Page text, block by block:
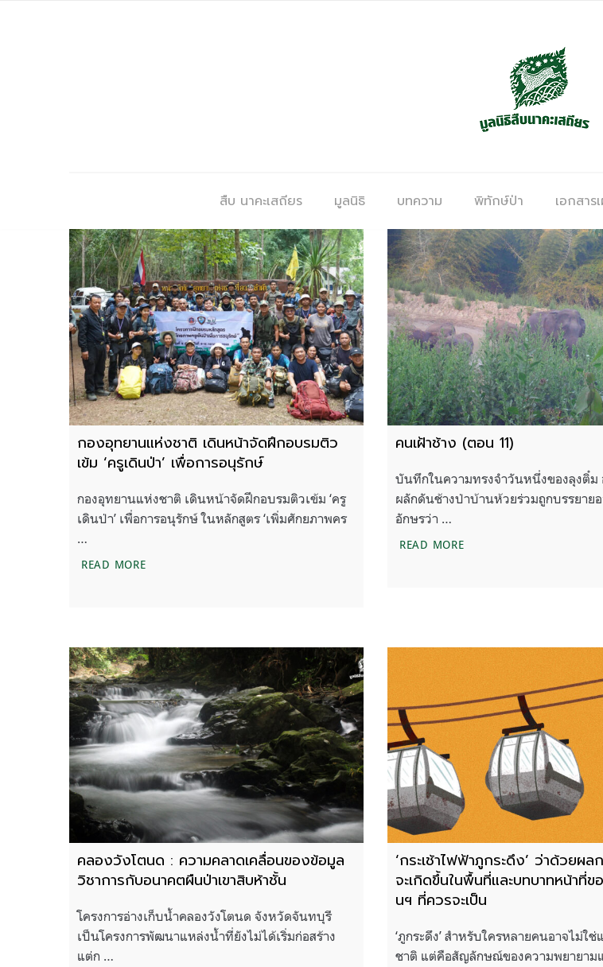
สืบ นาคะเสถียร มูลนิธิ บทความ พิทักษ์ป่า เอกสาร
กองอุทยานแห่งชาติ เดินหน้าจัดฝึกอบรมติว
เข้ม ‘ครูเดินป่า’ เพื่อการอนุรักษ์
กองอุทยานแห่งชาติ เดินหน้าจัดฝึกอบรมติวเข้ม ‘ครู
เดินป่า’ เพื่อการอนุรักษ์ ในหลักสูตร ‘เพิ่มศักยภาพคร
…
READ MOREกองอุทยานแห่งชาติ เดินหน้าจัดฝึกอบรมติวเข้ม ‘ครูเดินป่า’ เพื่อการอนุรักษ์
คนเฝ้าช้าง (ตอน 11)
บันทึกในความทรงจำวันหนึ่งของลุงติ๋ม
ผลักดันช้างป่าบ้านห้วยร่วมถูกบรรยาย
อักษรว่า …
READ MOREคนเฝ้าช้าง (ตอน 11)
คลองวังโตนด : ความคลาดเคลื่อนของข้อมูล
วิชาการกับอนาคตผืนป่าเขาสิบห้าชั้น
โครงการอ่างเก็บน้ำคลองวังโตนด จังหวัดจันทบุรี
เป็นโครงการพัฒนาแหล่งน้ำที่ยังไม่ได้เริ่มก่อสร้าง
แต่ก …
‘กระเช้าไฟฟ้าภูกระดึง’ ว่าด้วยผล
จะเกิดขึ้นในพื้นที่และบทบาทหน้าที่
นฯ ที่ควรจะเป็น
‘ภูกระดึง’ สำหรับใครหลายคนอาจไม่ใ
ชาติ แต่คือสัญลักษณ์ของความพยายาม